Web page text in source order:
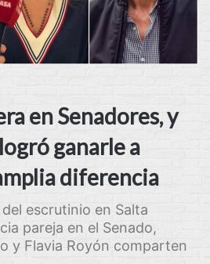
en Senadores, y
ganarle a
diferencia
escrutinio en Salta
pareja en el Senado,
y Flavia Royón comparten